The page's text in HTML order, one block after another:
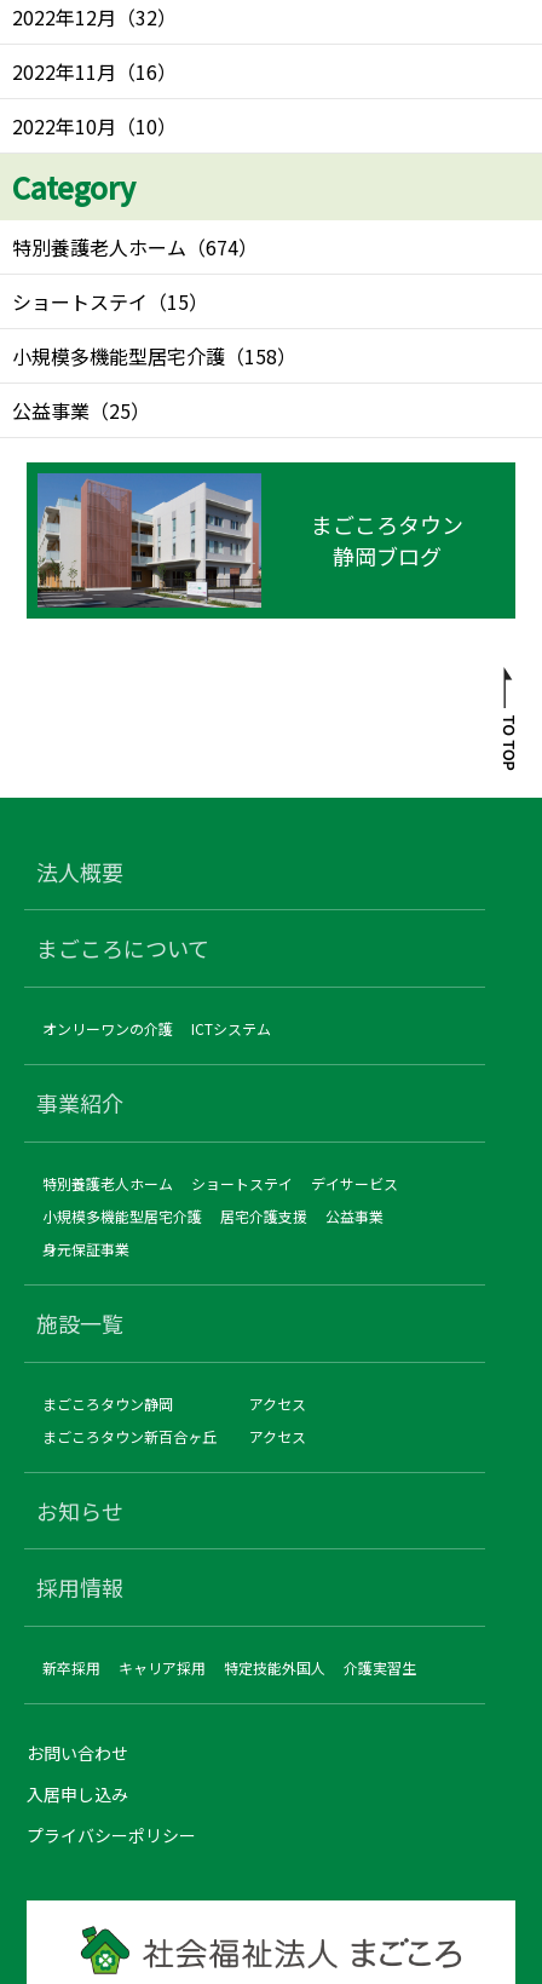
2022年12月 （32）
2022年11月 （16）
2022年10月 （10）
Category
特別養護老人ホーム （674）
ショートステイ （15）
小規模多機能型居宅介護 （158）
公益事業 （25）
まごころタウン
静岡ブログ
法人概要
まごころについて
オンリーワンの介護 ICTシステム
事業紹介
特別養護老人ホーム ショートステイ
デイサービス
小規模多機能型居宅介護
居宅介護支援
公益事業
身元保証事業
施設一覧
まごころタウン静岡
アクセス
まごころタウン新百合ヶ丘
アクセス
お知らせ
採用情報
新卒採用 キャリア採用 特定技能外国人 介護実習生
お問い合わせ
入居申し込み
プライバシーポリシー